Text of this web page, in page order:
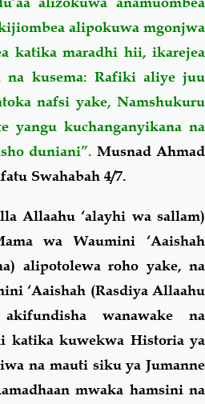
alipokuwa mgonjwa
katika maradhi hii, ikarejea
na kusema: Rafiki aliye juu
nafsi yake, Namshukuru
yangu kuchanganyikana na
duniani”. Musnad Ahmad
Swahabah 4/7.
Allaahu ‘alayhi wa sallam)
wa Waumini ‘Aaishah
alipotolewa roho yake, na
‘Aaishah (Rasdiya Allaahu
wanawake na
katika kuwekwa Historia ya
na mauti siku ya Jumanne
mwaka hamsini na